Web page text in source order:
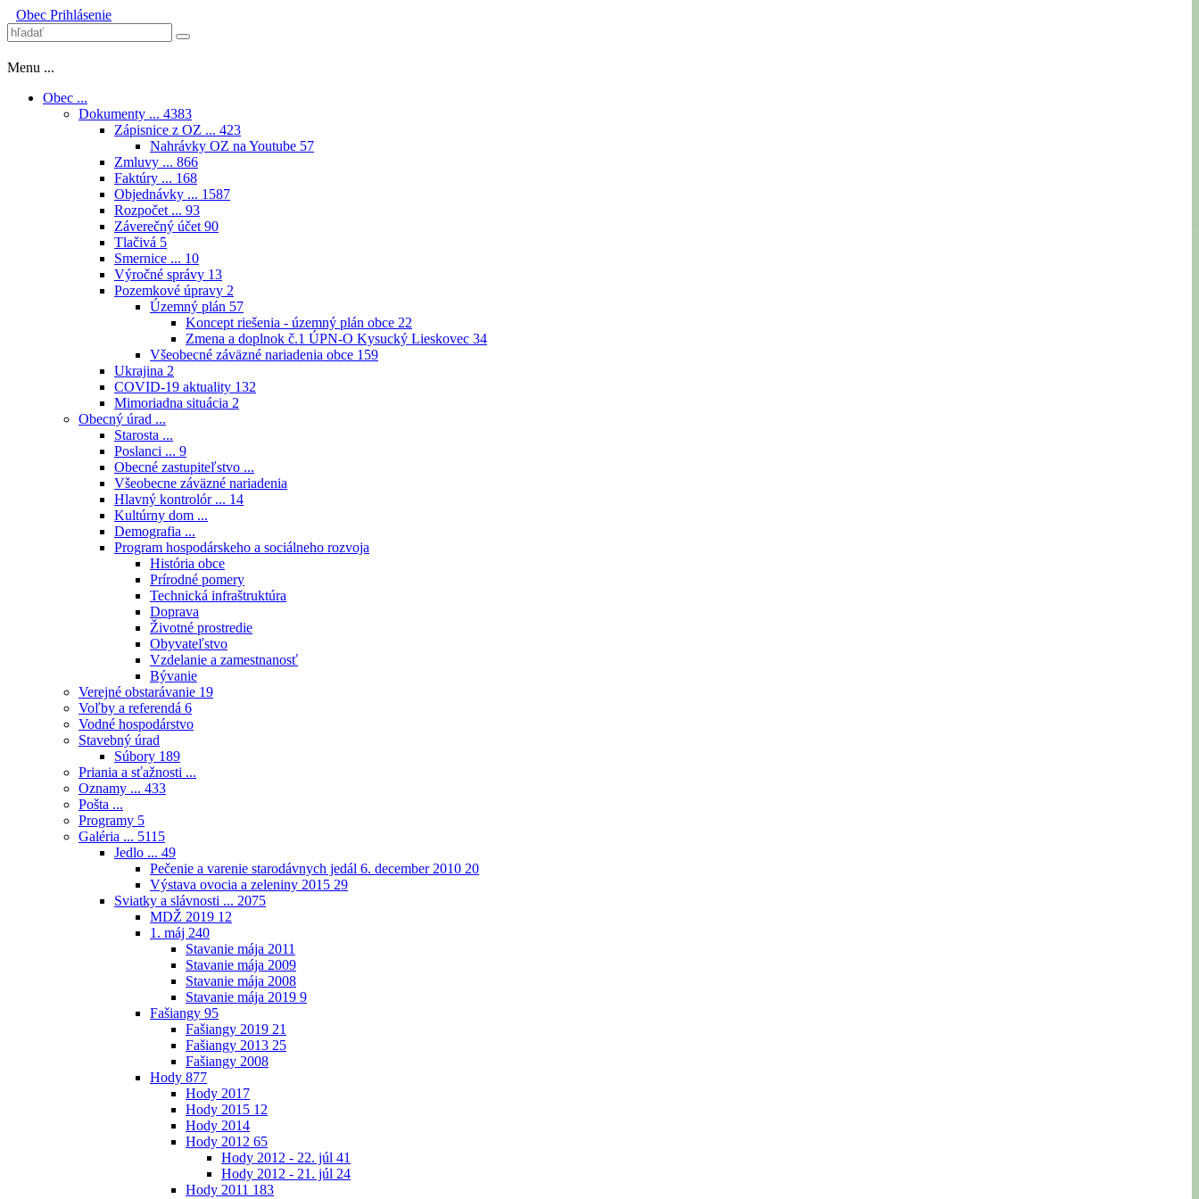
Obec Prihlásenie
Menu ...
Obec ...
Dokumenty ... 4383
Zápisnice z OZ ... 423
Nahrávky OZ na Youtube 57
Zmluvy ... 866
Faktúry ... 168
Objednávky ... 1587
Rozpočet ... 93
Záverečný účet 90
Tlačivá 5
Smernice ... 10
Výročné správy 13
Pozemkové úpravy 2
Územný plán 57
Koncept riešenia - územný plán obce 22
Zmena a doplnok č.1 ÚPN-O Kysucký Lieskovec 34
Všeobecné záväzné nariadenia obce 159
Ukrajina 2
COVID-19 aktuality 132
Mimoriadna situácia 2
Obecný úrad ...
Starosta ...
Poslanci ... 9
Obecné zastupiteľstvo ...
Všeobecne záväzné nariadenia
Hlavný kontrolór ... 14
Kultúrny dom ...
Demografia ...
Program hospodárskeho a sociálneho rozvoja
História obce
Prírodné pomery
Technická infraštruktúra
Doprava
Životné prostredie
Obyvateľstvo
Vzdelanie a zamestnanosť
Bývanie
Verejné obstarávanie 19
Voľby a referendá 6
Vodné hospodárstvo
Stavebný úrad
Súbory 189
Priania a sťažnosti ...
Oznamy ... 433
Pošta ...
Programy 5
Galéria ... 5115
Jedlo ... 49
Pečenie a varenie starodávnych jedál 6. december 2010 20
Výstava ovocia a zeleniny 2015 29
Sviatky a slávnosti ... 2075
MDŽ 2019 12
1. máj 240
Stavanie mája 2011
Stavanie mája 2009
Stavanie mája 2008
Stavanie mája 2019 9
Fašiangy 95
Fašiangy 2019 21
Fašiangy 2013 25
Fašiangy 2008
Hody 877
Hody 2017
Hody 2015 12
Hody 2014
Hody 2012 65
Hody 2012 - 22. júl 41
Hody 2012 - 21. júl 24
Hody 2011 183